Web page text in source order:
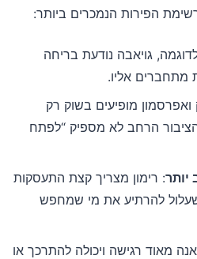
הפירות הנמכרים ביותר:
גויאבה נודעת בריחה
מתחברים אליו.
מופיעים בשוק רק
הרחב לא מספיק “לפתח
יותר: רימון מצריך קצת התעסקות
להרתיע את מי שמחפש
מאוד רגישה ויכולה להתרכך או